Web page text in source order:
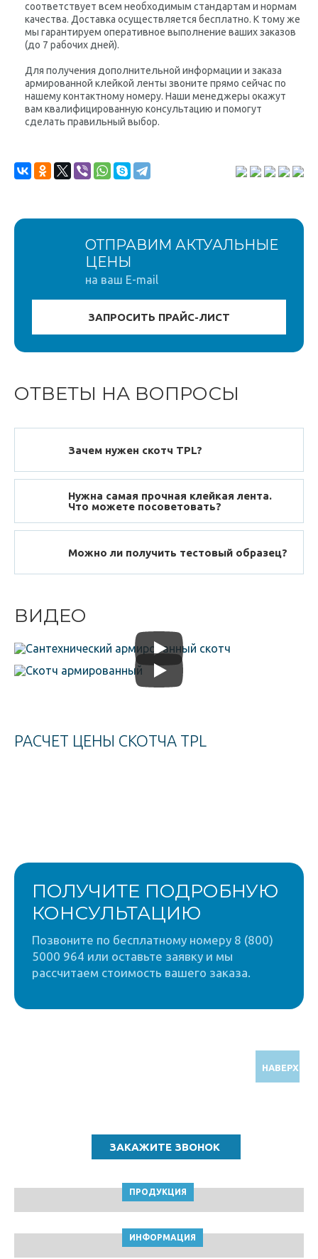
соответствует всем необходимым стандартам и нормам
качества. Доставка осуществляется бесплатно. К тому же
мы гарантируем оперативное выполнение ваших заказов
(до 7 рабочих дней).
Для получения дополнительной информации и заказа
армированной клейкой ленты звоните прямо сейчас по
нашему контактному номеру. Наши менеджеры окажут
вам квалифицированную консультацию и помогут
сделать правильный выбор.
ОТПРАВИМ АКТУАЛЬНЫЕ
ЦЕНЫ
на ваш E-mail
ОТВЕТЫ НА ВОПРОСЫ
Зачем нужен скотч TPL?
Нужна самая прочная клейкая лента.
Что можете посоветовать?
Можно ли получить тестовый образец?
ВИДЕО
РАСЧЕТ ЦЕНЫ СКОТЧА TPL
ПОЛУЧИТЕ ПОДРОБНУЮ
КОНСУЛЬТАЦИЮ
Позвоните по бесплатному номеру 8 (800)
5000 964 или оставьте заявку и мы
рассчитаем стоимость вашего заказа.
НАВЕРХ
ПРОДУКЦИЯ
ИНФОРМАЦИЯ